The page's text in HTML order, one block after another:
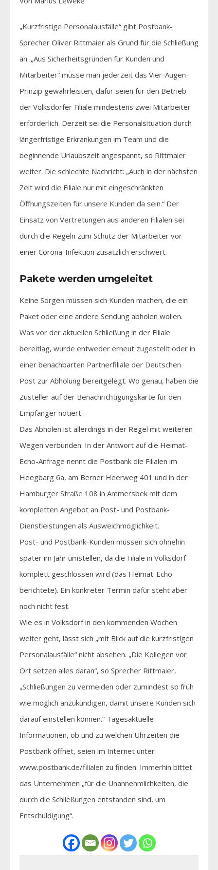
„Kurzfristige Personalausfälle“ gibt Postbank-
Sprecher Oliver Rittmaier als Grund für die Schließung
an. „Aus Sicherheitsgründen für Kunden und
Mitarbeiter“ müsse man jederzeit das Vier-Augen-
Prinzip gewährleisten, dafür seien für den Betrieb
der Volksdorfer Filiale mindestens zwei Mitarbeiter
erforderlich. Derzeit sei die Personalsituation durch
längerfristige Erkrankungen im Team und die
beginnende Urlaubszeit angespannt, so Rittmaier
weiter. Die schlechte Nachricht: „Auch in der nächsten
Zeit wird die Filiale nur mit eingeschränkten
Öffnungszeiten für unsere Kunden da sein.“ Der
Einsatz von Vertretungen aus anderen Filialen sei
durch die Regeln zum Schutz der Mitarbeiter vor
einer Corona-Infektion zusätzlich erschwert.
Pakete werden umgeleitet
Keine Sorgen müssen sich Kunden machen, die ein
Paket oder eine andere Sendung abholen wollen.
Was vor der aktuellen Schließung in der Filiale
bereitlag, wurde entweder erneut zugestellt oder in
einer benachbarten Partnerfiliale der Deutschen
Post zur Abholung bereitgelegt. Wo genau, haben die
Zusteller auf der Benachrichtigungskarte für den
Empfänger notiert.
Das Abholen ist allerdings in der Regel mit weiteren
Wegen verbunden: In der Antwort auf die Heimat-
Echo-Anfrage nennt die Postbank die Filialen im
Heegbarg 6a, am Berner Heerweg 401 und in der
Hamburger Straße 108 in Ammersbek mit dem
kompletten Angebot an Post- und Postbank-
Dienstleistungen als Ausweichmöglichkeit.
Post- und Postbank-Kunden müssen sich ohnehin
später im Jahr umstellen, da die Filiale in Volksdorf
komplett geschlossen wird (das Heimat-Echo
berichtete). Ein konkreter Termin dafür steht aber
noch nicht fest.
Wie es in Volksdorf in den kommenden Wochen
weiter geht, lässt sich „mit Blick auf die kurzfristigen
Personalausfälle“ nicht absehen. „Die Kollegen vor
Ort setzen alles daran“, so Sprecher Rittmaier,
„Schließungen zu vermeiden oder zumindest so früh
wie möglich anzukündigen, damit unsere Kunden sich
darauf einstellen können.“ Tagesaktuelle
Informationen, ob und zu welchen Uhrzeiten die
Postbank öffnet, seien im Internet unter
www.postbank.de/filialen zu finden. Immerhin bittet
das Unternehmen „für die Unannehmlichkeiten, die
durch die Schließungen entstanden sind, um
Entschuldigung“.